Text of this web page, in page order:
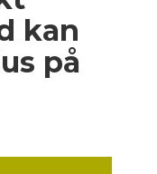
kan
på